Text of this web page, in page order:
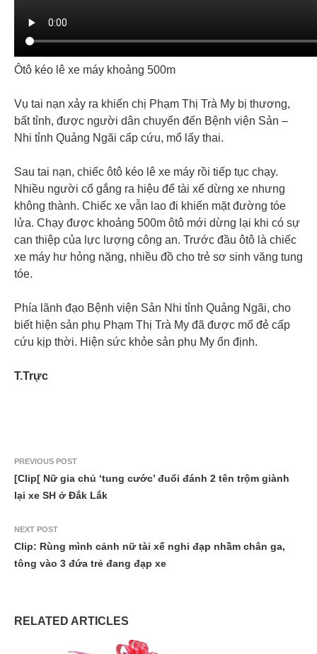
Ôtô kéo lê xe máy khoảng 500m
Vụ tai nạn xảy ra khiến chị Phạm Thị Trà My bị thương,
bất tỉnh, được người dân chuyển đến Bệnh viện Sản –
Nhi tỉnh Quảng Ngãi cấp cứu, mổ lấy thai.
Sau tai nạn, chiếc ôtô kéo lê xe máy rồi tiếp tục chạy.
Nhiều người cố gắng ra hiệu để tài xế dừng xe nhưng
không thành. Chiếc xe vẫn lao đi khiến mặt đường tóe
lửa. Chạy được khoảng 500m ôtô mới dừng lại khi có sự
can thiệp của lực lượng công an. Trước đầu ôtô là chiếc
xe máy hư hỏng nặng, nhiều đồ cho trẻ sơ sinh văng tung
tóe.
Phía lãnh đạo Bệnh viện Sản Nhi tỉnh Quảng Ngãi, cho
biết hiện sản phụ Phạm Thị Trà My đã được mổ đẻ cấp
cứu kịp thời. Hiện sức khỏe sản phụ My ổn định.
T.Trực
PREVIOUS POST
[Clip[ Nữ gia chủ ‘tung cước’ đuổi đánh 2 tên trộm giành
lại xe SH ở Đắk Lắk
NEXT POST
Clip: Rùng mình cảnh nữ tài xế nghi đạp nhầm chân ga,
tông vào 3 đứa trẻ đang đạp xe
RELATED ARTICLES